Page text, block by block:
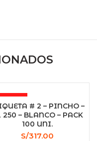
# 2 – PINCHO –
250 – BLANCO – PACK
100 UNI.
S/317.00